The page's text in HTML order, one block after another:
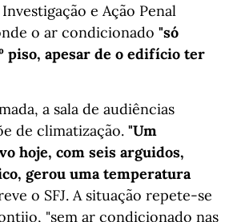
e Ação Penal
o ar condicionado "só
piso, apesar de o edifício ter
a sala de audiências
de climatização. "Um
hoje, com seis arguidos,
gerou uma temperatura
o SFJ. A situação repete-se
"sem ar condicionado nas